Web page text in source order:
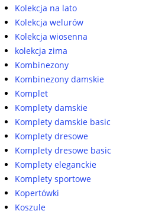
Kolekcja na lato
Kolekcja welurów
Kolekcja wiosenna
kolekcja zima
Kombinezony
Kombinezony damskie
Komplet
Komplety damskie
Komplety damskie basic
Komplety dresowe
Komplety dresowe basic
Komplety eleganckie
Komplety sportowe
Kopertówki
Koszule